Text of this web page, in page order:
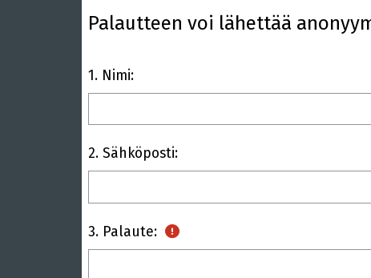
Palautteen voi lähettää
1. Nimi:
2. Sähköposti:
3. Palaute: